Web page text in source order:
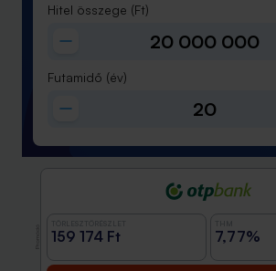
Hitel összege (Ft)
Futamidő (év)
159 174 Ft 7,77%